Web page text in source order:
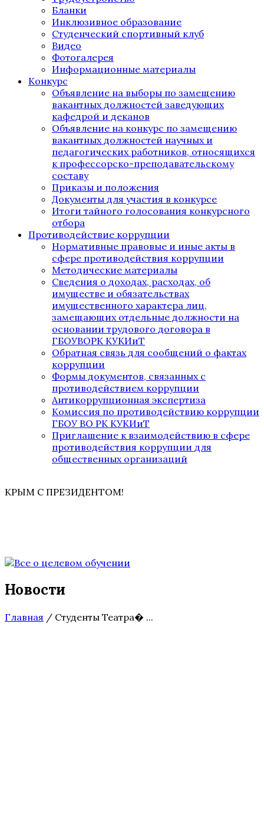
Бланки
Инклюзивное образование
Студенческий спортивный клуб
Видео
Фотогалерея
Информационные материалы
Конкурс
Объявление на выборы по замещению
вакантных должностей заведующих
кафедрой и деканов
Объявление на конкурс по замещению
вакантных должностей научных и
педагогических работников, относящихся
к профессорско-преподавательскому
составу
Приказы и положения
Документы для участия в конкурсе
Итоги тайного голосования конкурсного
отбора
Противодействие коррупции
Нормативные правовые и иные акты в
сфере противодействия коррупции
Методические материалы
Сведения о доходах, расходах, об
имуществе и обязательствах
имущественного характера лиц,
замещающих отдельные должности на
основании трудового договора в
ГБОУВОРК КУКИиТ
Обратная связь для сообщений о фактах
коррупции
Формы документов, связанных с
противодействием коррупции
Антикоррупционная экспертиза
Комиссия по противодействию коррупции
ГБОУ ВО РК КУКИиТ
Приглашение к взаимодействию в сфере
противодействия коррупции для
общественных организаций
КРЫМ С ПРЕЗИДЕНТОМ!
Новости
Главная / Студенты Театра� ...